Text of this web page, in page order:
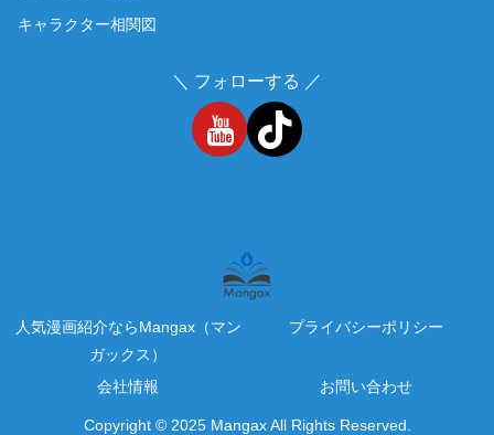
キャラクター相関図
＼ フォローする ／
人気漫画紹介ならMangax（マン
ガックス）
プライバシーポリシー
会社情報 お問い合わせ
Copyright © 2025 Mangax All Rights Reserved.